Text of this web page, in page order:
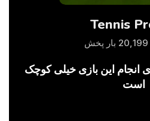
Tennis
20,199 بار پخش
انجام این بازی خیلی کوچک
است